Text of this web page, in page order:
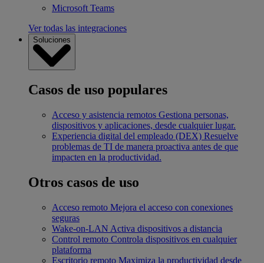
Microsoft Teams
Ver todas las integraciones
Soluciones
Casos de uso populares
Acceso y asistencia remotos Gestiona personas,
dispositivos y aplicaciones, desde cualquier lugar.
Experiencia digital del empleado (DEX) Resuelve
problemas de TI de manera proactiva antes de que
impacten en la productividad.
Otros casos de uso
Acceso remoto Mejora el acceso con conexiones
seguras
Wake-on-LAN Activa dispositivos a distancia
Control remoto Controla dispositivos en cualquier
plataforma
Escritorio remoto Maximiza la productividad desde